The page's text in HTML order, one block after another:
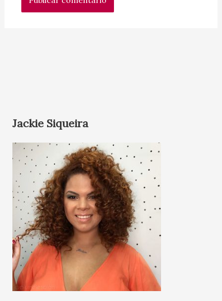
Jackie Siqueira